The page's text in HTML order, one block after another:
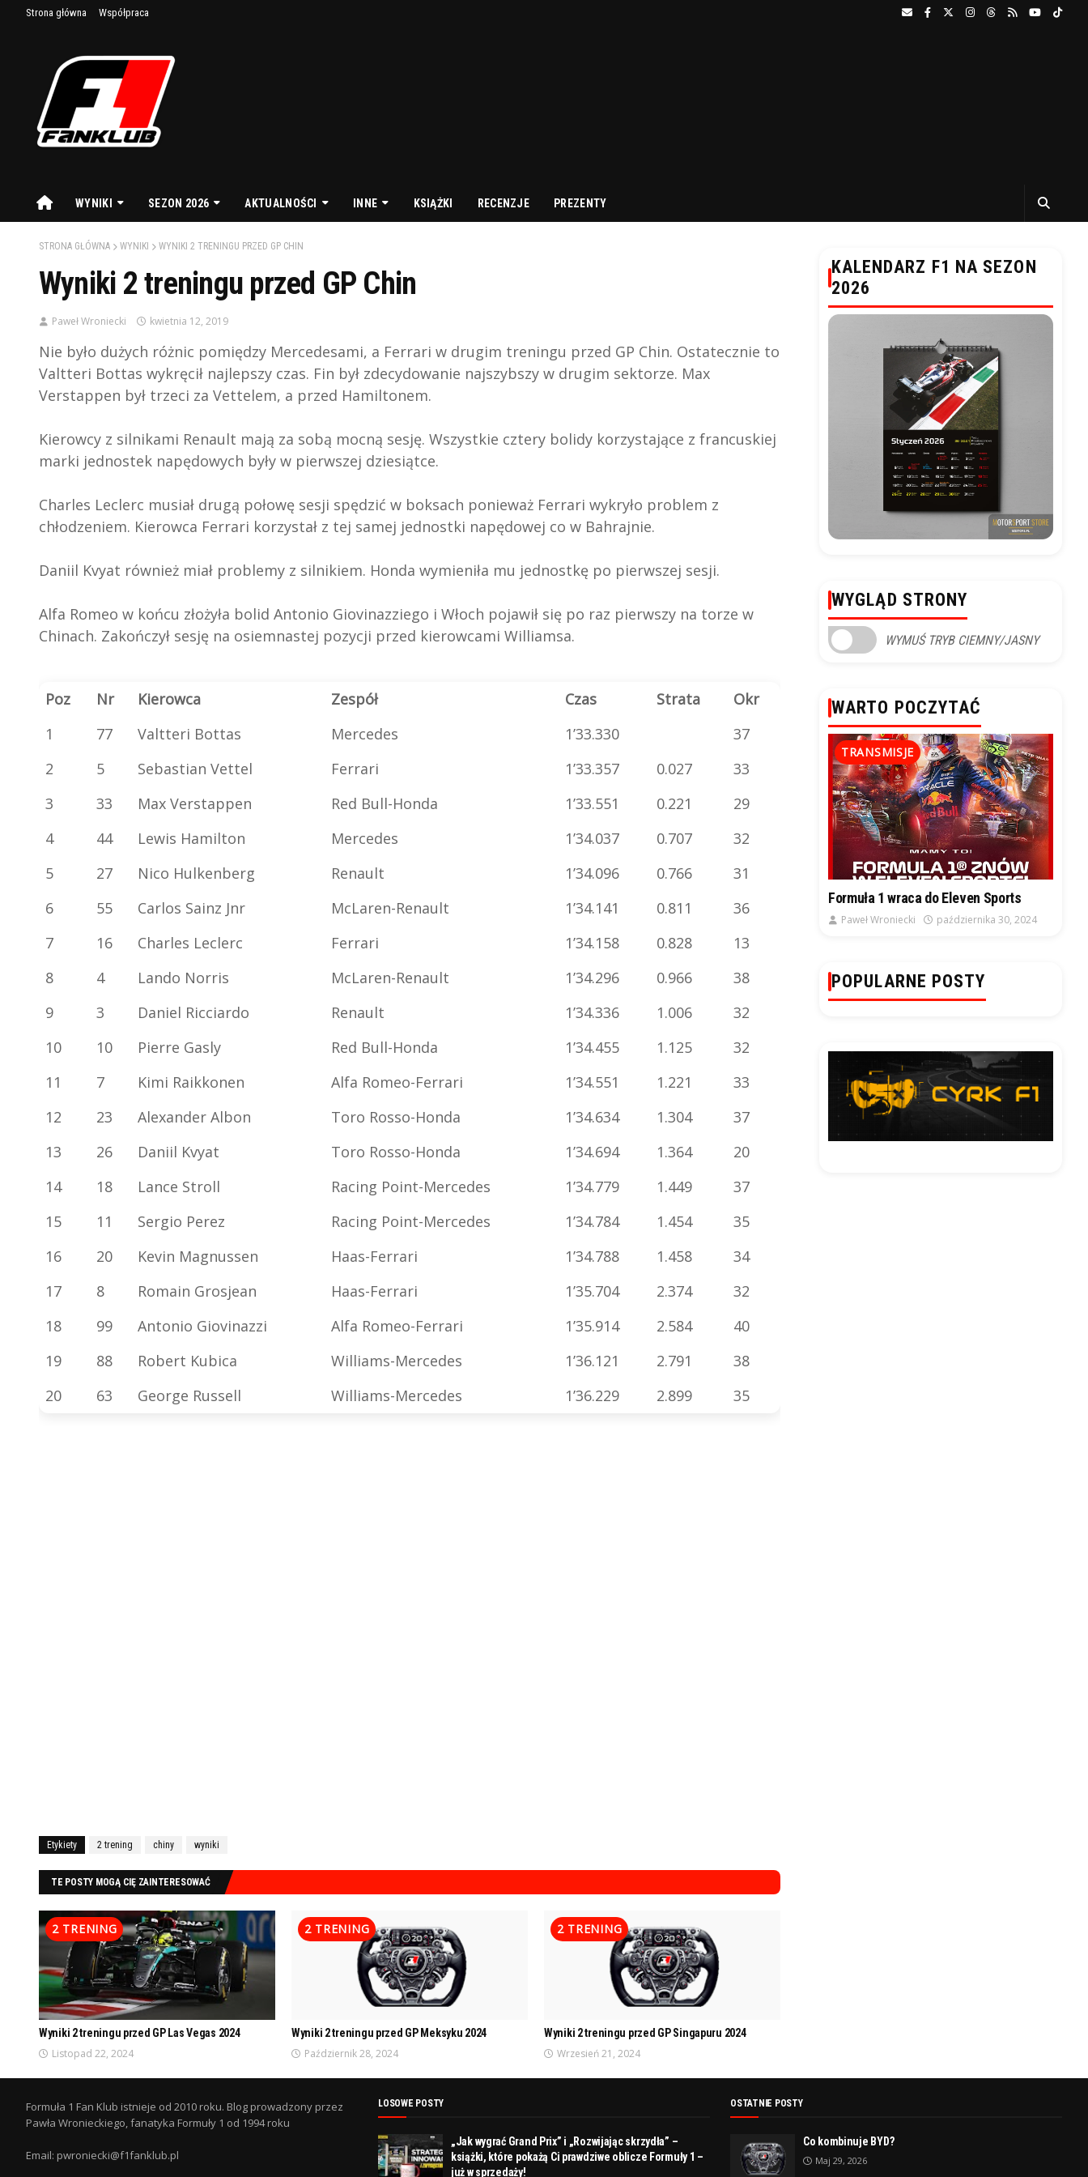
Strona główna Współpraca
WYNIKI SEZON 2026 AKTUALNOŚCI INNE KSIĄŻKI RECENZJE PREZENTY
STRONA GŁÓWNA WYNIKI WYNIKI 2 TRENINGU PRZED GP CHIN
Wyniki 2 treningu przed GP Chin
Paweł Wroniecki kwietnia 12, 2019
Nie było dużych różnic pomiędzy Mercedesami, a Ferrari w drugim treningu przed GP Chin. Ostatecznie to
Valtteri Bottas wykręcił najlepszy czas. Fin był zdecydowanie najszybszy w drugim sektorze. Max
Verstappen był trzeci za Vettelem, a przed Hamiltonem.
Kierowcy z silnikami Renault mają za sobą mocną sesję. Wszystkie cztery bolidy korzystające z francuskiej
marki jednostek napędowych były w pierwszej dziesiątce.
Charles Leclerc musiał drugą połowę sesji spędzić w boksach ponieważ Ferrari wykryło problem z
chłodzeniem. Kierowca Ferrari korzystał z tej samej jednostki napędowej co w Bahrajnie.
Daniil Kvyat również miał problemy z silnikiem. Honda wymieniła mu jednostkę po pierwszej sesji.
Alfa Romeo w końcu złożyła bolid Antonio Giovinazziego i Włoch pojawił się po raz pierwszy na torze w
Chinach. Zakończył sesję na osiemnastej pozycji przed kierowcami Williamsa.
Poz Nr Kierowca Zespół Czas Strata
Okr
1
77 Valtteri Bottas Mercedes 1’33.330
37
2
5 Sebastian Vettel Ferrari 1’33.357 0.027
33
3
33 Max Verstappen Red Bull-Honda 1’33.551 0.221
29
4
44 Lewis Hamilton Mercedes 1’34.037 0.707
32
5
27 Nico Hulkenberg Renault 1’34.096 0.766
31
6
55 Carlos Sainz Jnr McLaren-Renault 1’34.141 0.811
36
7
16 Charles Leclerc Ferrari 1’34.158 0.828
13
8
4 Lando Norris McLaren-Renault 1’34.296 0.966
38
9
3 Daniel Ricciardo Renault 1’34.336 1.006
32
10
10 Pierre Gasly Red Bull-Honda 1’34.455 1.125
32
11
7 Kimi Raikkonen Alfa Romeo-Ferrari 1’34.551 1.221
33
12
23 Alexander Albon Toro Rosso-Honda 1’34.634 1.304
37
13
26 Daniil Kvyat Toro Rosso-Honda 1’34.694 1.364
20
14
18 Lance Stroll Racing Point-Mercedes 1’34.779 1.449
37
15
11 Sergio Perez Racing Point-Mercedes 1’34.784 1.454
35
16
20 Kevin Magnussen Haas-Ferrari 1’34.788 1.458
34
17
8 Romain Grosjean Haas-Ferrari 1’35.704 2.374
32
18
99 Antonio Giovinazzi Alfa Romeo-Ferrari 1’35.914 2.584
40
19
88 Robert Kubica Williams-Mercedes 1’36.121 2.791
38
20
63 George Russell Williams-Mercedes 1’36.229 2.899 35
Etykiety 2 trening chiny wyniki
TE POSTY MOGĄ CIĘ ZAINTERESOWAĆ
2 TRENING
Wyniki 2 treningu przed GP Las Vegas 2024
Listopad 22, 2024
2 TRENING
Wyniki 2 treningu przed GP Meksyku 2024
Październik 28, 2024
2 TRENING
Wyniki 2 treningu przed GP Singapuru 2024
Wrzesień 21, 2024
KALENDARZ F1 NA SEZON
2026
WYGLĄD STRONY
WYMUŚ TRYB CIEMNY/JASNY
WARTO POCZYTAĆ
TRANSMISJE
Formuła 1 wraca do Eleven Sports
Paweł Wroniecki października 30, 2024
POPULARNE POSTY
Formuła 1 Fan Klub istnieje od 2010 roku. Blog prowadzony przez
Pawła Wronieckiego, fanatyka Formuły 1 od 1994 roku
Email: pwroniecki@f1fanklub.pl
LOSOWE POSTY
„Jak wygrać Grand Prix” i „Rozwijając skrzydła” –
książki, które pokażą Ci prawdziwe oblicze Formuły 1 –
już w sprzedaży!
OSTATNIE POSTY
Co kombinuje BYD?
Maj 29, 2026